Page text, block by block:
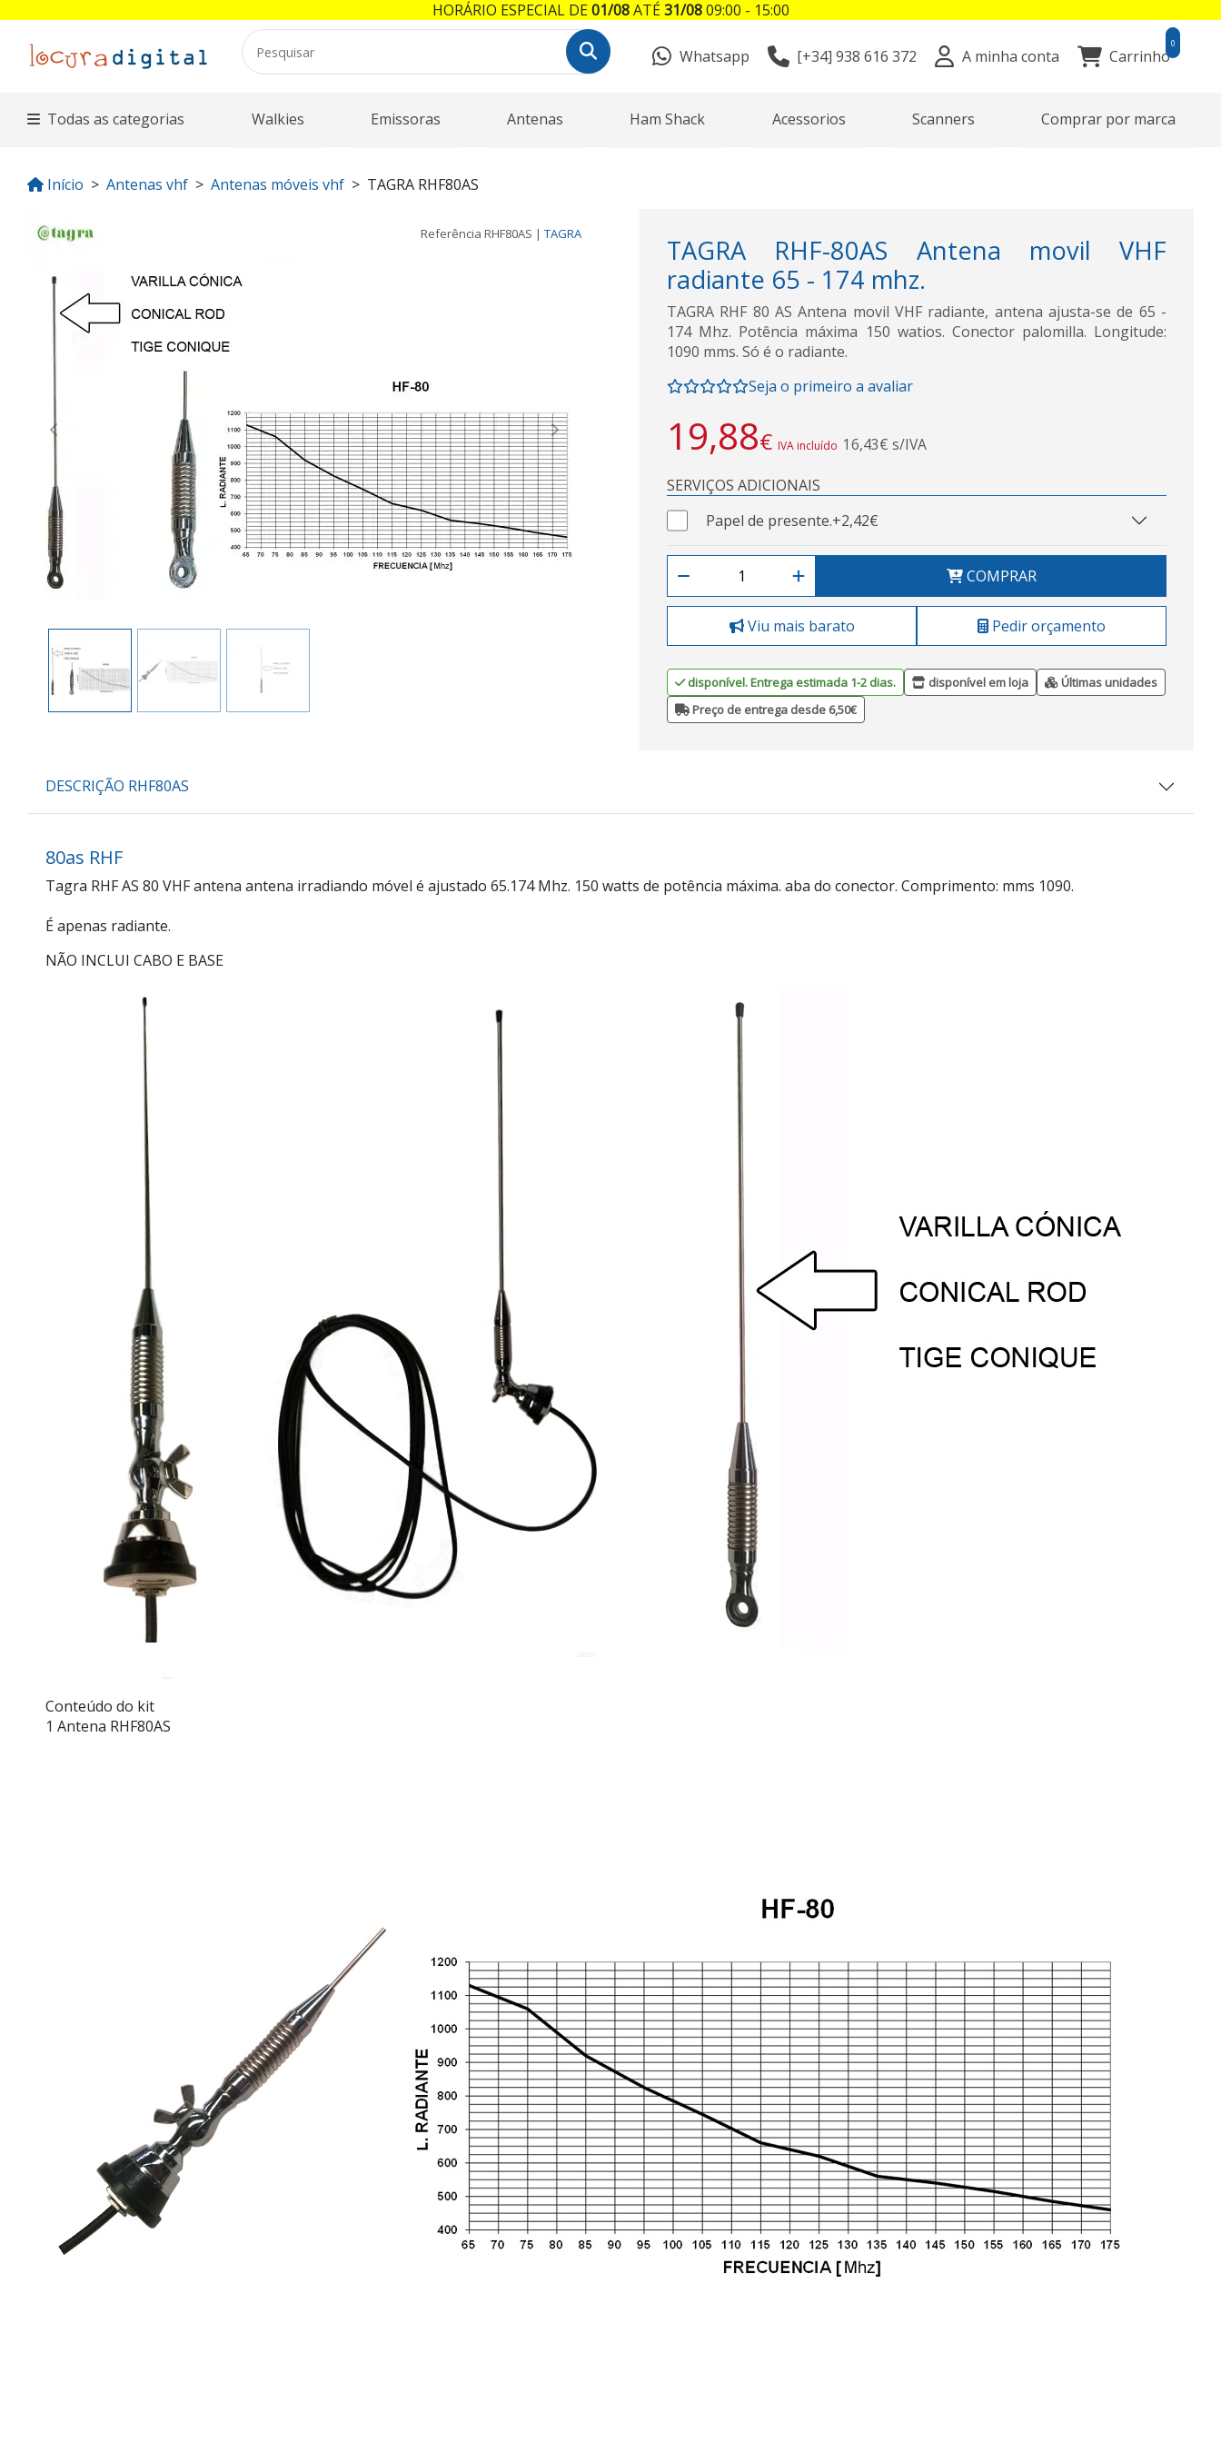
Whatsapp [+34] 938 616 372 A minha conta Carrinho
0
Todas as categorias Walkies Emissoras Antenas Ham Shack Acessorios Scanners Comprar por marca
Início Antenas vhf Antenas móveis vhf TAGRA RHF80AS
Referência RHF80AS | TAGRA
Previous Next
TAGRA RHF-80AS Antena movil VHF
radiante 65 - 174 mhz.
TAGRA RHF 80 AS Antena movil VHF radiante, antena ajusta-se de 65 -
174 Mhz. Potência máxima 150 watios. Conector palomilla. Longitude:
1090 mms. Só é o radiante.
Seja o primeiro a avaliar
19,88€ IVA incluído 16,43€ s/IVA
SERVIÇOS ADICIONAIS
Papel de presente.+2,42€
COMPRAR
Viu mais barato Pedir orçamento
disponível. Entrega estimada 1-2 dias. disponível em loja
Últimas unidades
Preço de entrega desde 6,50€
DESCRIÇÃO RHF80AS
80as RHF
Tagra RHF AS 80 VHF antena antena irradiando móvel é ajustado 65.174 Mhz. 150 watts de potência máxima. aba do conector. Comprimento: mms 1090.
É apenas radiante.
NÃO INCLUI CABO E BASE
Conteúdo do kit
1 Antena RHF80AS
HORÁRIO ESPECIAL DE01/08ATÉ31/0809:00 - 15:00